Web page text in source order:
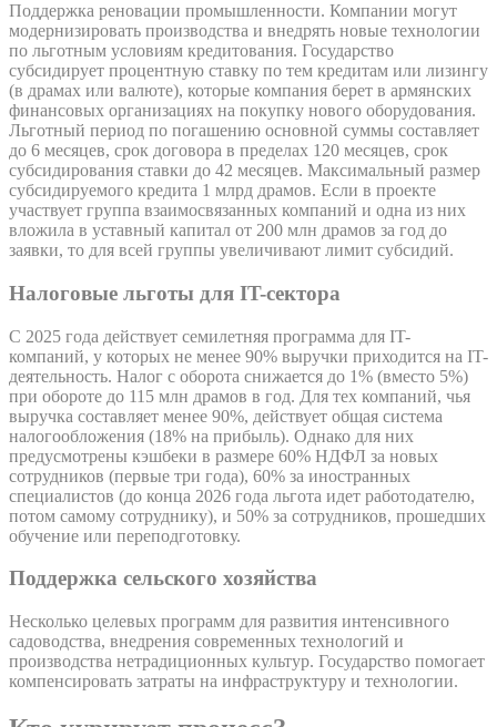
Поддержка реновации промышленности. Компании могут
модернизировать производства и внедрять новые технологии
по льготным условиям кредитования. Государство
субсидирует процентную ставку по тем кредитам или лизингу
(в драмах или валюте), которые компания берет в армянских
финансовых организациях на покупку нового оборудования.
Льготный период по погашению основной суммы составляет
до 6 месяцев, срок договора в пределах 120 месяцев, срок
субсидирования ставки до 42 месяцев. Максимальный размер
субсидируемого кредита 1 млрд драмов. Если в проекте
участвует группа взаимосвязанных компаний и одна из них
вложила в уставный капитал от 200 млн драмов за год до
заявки, то для всей группы увеличивают лимит субсидий.
Налоговые льготы для IT-сектора
С 2025 года действует семилетняя программа для IT-
компаний, у которых не менее 90% выручки приходится на IT-
деятельность. Налог с оборота снижается до 1% (вместо 5%)
при обороте до 115 млн драмов в год. Для тех компаний, чья
выручка составляет менее 90%, действует общая система
налогообложения (18% на прибыль). Однако для них
предусмотрены кэшбеки в размере 60% НДФЛ за новых
сотрудников (первые три года), 60% за иностранных
специалистов (до конца 2026 года льгота идет работодателю,
потом самому сотруднику), и 50% за сотрудников, прошедших
обучение или переподготовку.
Поддержка сельского хозяйства
Несколько целевых программ для развития интенсивного
садоводства, внедрения современных технологий и
производства нетрадиционных культур. Государство помогает
компенсировать затраты на инфраструктуру и технологии.